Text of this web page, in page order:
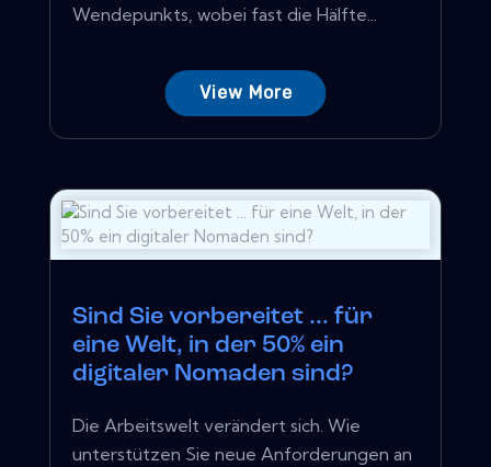
Wendepunkts, wobei fast die Hälfte...
View More
Sind Sie vorbereitet ... für
eine Welt, in der 50% ein
digitaler Nomaden sind?
Die Arbeitswelt verändert sich. Wie
unterstützen Sie neue Anforderungen an